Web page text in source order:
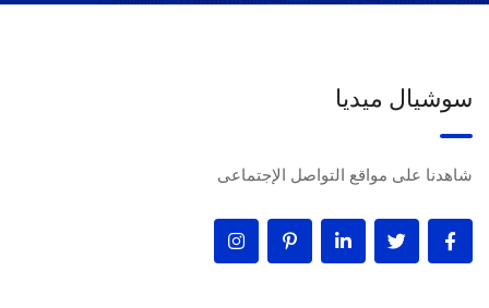
سوشيال ميديا
شاهدنا على مواقع التواصل الإجتماعى